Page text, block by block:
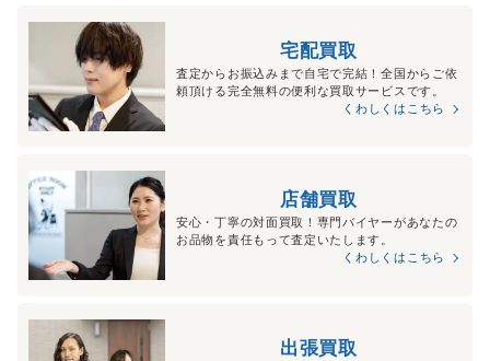
宅配買取
査定からお振込みまで自宅で完結！全国からご依
頼頂ける完全無料の便利な買取サービスです。
くわしくはこちら
店舗買取
安心・丁寧の対面買取！専門バイヤーがあなたの
お品物を責任もって査定いたします。
くわしくはこちら
出張買取